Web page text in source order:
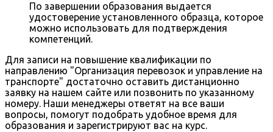
По завершении образования выдается
удостоверение установленного образца, которое
можно использовать для подтверждения
компетенций.
Для записи на повышение квалификации по
направлению "Организация перевозок и управление на
транспорте" достаточно оставить дистанционно
заявку на нашем сайте или позвонить по указанному
номеру. Наши менеджеры ответят на все ваши
вопросы, помогут подобрать удобное время для
образования и зарегистрируют вас на курс.